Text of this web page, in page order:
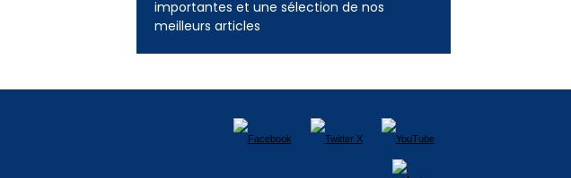
Inscrivez-vous à la newsletter de CNI et
recevez par email les infos les plus